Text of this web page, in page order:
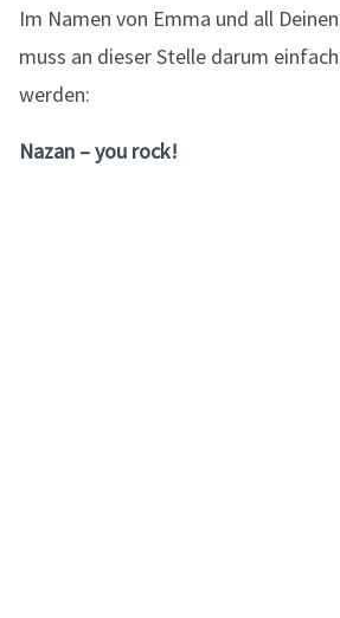
Im Namen von Emma und all
muss an dieser Stelle darum
werden:
Nazan – you rock!